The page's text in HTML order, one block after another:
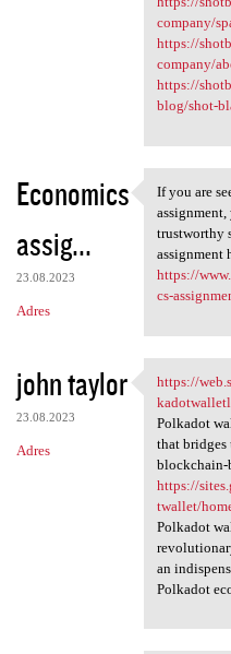
company/
https://
company/
https://
blog/shot-
Economics
assig...
23.08.2023
Adres
If you are
If you are
trustworthy
assignment
https://
cs-
john taylor
23.08.2023
Adres
https://
https://
Polkadot
that bridges
blockchain-
https://
twallet/
Polkadot
an
Polkadot